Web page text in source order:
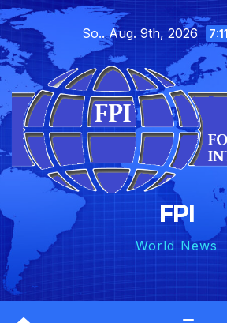
Skip
to
content
So.. Aug. 9th, 2026
FPI
World News